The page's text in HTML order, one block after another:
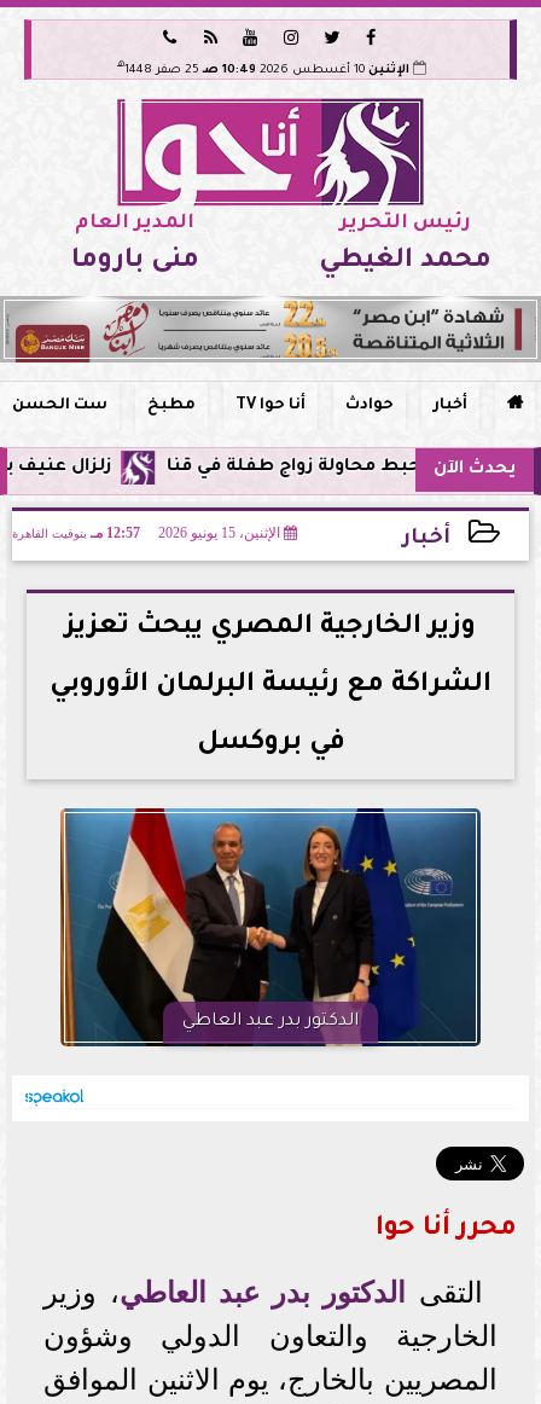






الإثنين 10 أغسطس 2026 10:49 صـ 25 صفر 1448 هـ
رئيس التحرير
محمد الغيطي
المدير العام
منى باروما
 أخبار حوادث أنا حوا TV مطبخ ست الحسن
يحدث الآن زلزال عنيف بقوة 7 درجات يضرب سواحل الفلبين وحزام النار يهتز من جديد يحبط محاولة زواج طفلة في قنا
أخبار الإثنين، 15 يونيو 2026 12:57 مـ بتوقيت القاهرة
2026-06-15 12:57:36
وزير الخارجية المصري يبحث تعزيز
الشراكة مع رئيسة البرلمان الأوروبي
في بروكسل
الدكتور بدر عبد العاطي
محرر أنا حوا
التقى الدكتور بدر عبد العاطي، وزير
الخارجية والتعاون الدولي وشؤون
المصريين بالخارج، يوم الاثنين الموافق